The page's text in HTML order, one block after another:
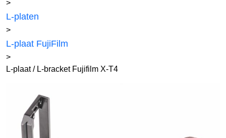
>
L-platen
>
L-plaat FujiFilm
>
L-plaat / L-bracket Fujifilm X-T4